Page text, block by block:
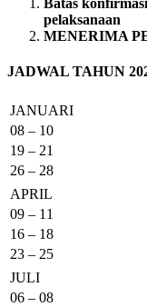
Batas
pelaksanaan
MENERIMA
JADWAL TAHUN
JANUARI
08 – 10
19 – 21
26 – 28
APRIL
09 – 11
16 – 18
23 – 25
JULI
06 – 08